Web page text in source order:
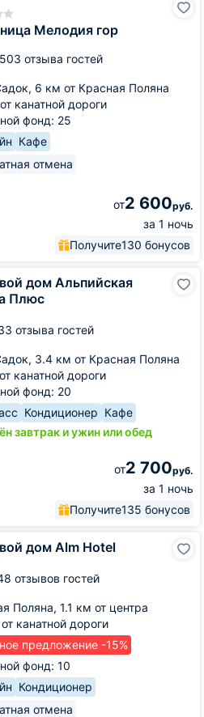
Мелодия гор
отзыва гостей
6 км от Красная Поляна
канатной дороги
фонд: 25
Кафе
отмена
от2 600руб.
за 1 ночь
Получите130 бонусов
дом Альпийская
Плюс
отзыва гостей
3.4 км от Красная Поляна
канатной дороги
фонд: 20
Кондиционер Кафе
завтрак и ужин или обед
от2 700руб.
за 1 ночь
Получите135 бонусов
дом Alm Hotel
отзывов гостей
Поляна, 1.1 км от центра
канатной дороги
предложение -15%
фонд: 10
Кондиционер
отмена